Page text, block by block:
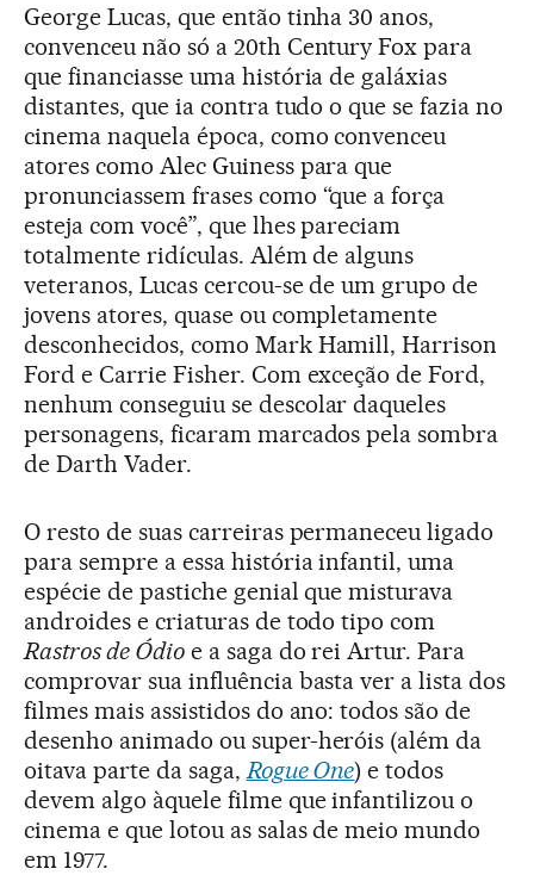
George Lucas, que então tinha 30 anos,
convenceu não só a 20th Century Fox para
que financiasse uma história de galáxias
distantes, que ia contra tudo o que se fazia no
cinema naquela época, como convenceu
atores como Alec Guiness para que
pronunciassem frases como “que a força
esteja com você”, que lhes pareciam
totalmente ridículas. Além de alguns
veteranos, Lucas cercou-se de um grupo de
jovens atores, quase ou completamente
desconhecidos, como Mark Hamill, Harrison
Ford e Carrie Fisher. Com exceção de Ford,
nenhum conseguiu se descolar daqueles
personagens, ficaram marcados pela sombra
de Darth Vader.
O resto de suas carreiras permaneceu ligado
para sempre a essa história infantil, uma
espécie de pastiche genial que misturava
androides e criaturas de todo tipo com
Rastros de Ódioe a saga do rei Artur. Para
comprovar sua influência basta ver a lista dos
filmes mais assistidos do ano: todos são de
desenho animado ou super-heróis (além da
oitava parte da saga, Rogue One) e todos
devem algo àquele filme que infantilizou o
cinema e que lotou as salas de meio mundo
em 1977.